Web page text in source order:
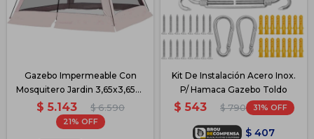
Gazebo Impermeable Con
Mosquitero Jardin 3,65x3,65m
- Beige
$ 5.143 $ 6.590
21
Kit De Instalación Acero Inox.
P/ Hamaca Gazebo Toldo
$ 543 $ 790 31
$ 407